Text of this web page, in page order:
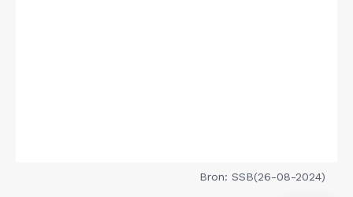
Bron: SSB(26-08-2024)